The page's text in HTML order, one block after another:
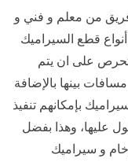
من معلم و فني و
قطع السيراميك
على ان يتم
بينها بالإضافة
بإمكانهم تنفيذ
عليها، وهذا بفضل
و سيراميك